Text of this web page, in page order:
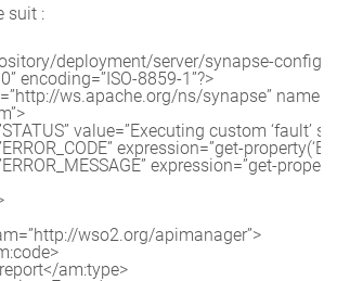
suit :
deployment/server/synapse-
encoding=”ISO-8859-1”?>
ws.apache.org/ns/synapse”
value=”Executing custom ‘fault’
expression=”get-
expression=”get-
wso2.org/apimanager”>
am:type>